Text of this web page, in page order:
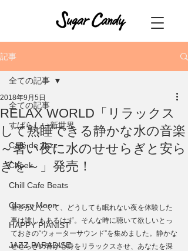
記事
全ての記事
すばらしい新世界
Café de Jazz
Cheek
Chill Cafe Beats
Classy Moon
HAPPY PIANIST
JAZZ PARADISE
全ての記事
RELAX WORLD「リラックス
して熟睡できる静かな水の音楽
～暑い夜に水のせせらぎと安ら
ぎを～」発売！
2018年9月5日
暑さがひどくて、どうしても眠れない夜を体験した
事は誰しもあるはず。そんな時に聴いて欲しいとっ
ておきの“ウォーターサウンド”を集めました。静かな
せせらぎの音が心身をリラックスさせ、あなたを深